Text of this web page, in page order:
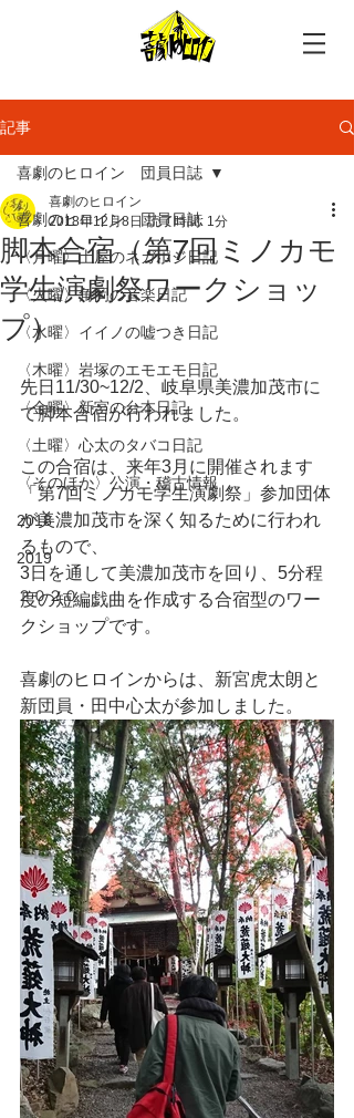
記事
喜劇のヒロイン 団員日誌
〈月曜〉土屋のネガポジ日記
〈火曜〉角岡の音楽日記
〈水曜〉イイノの嘘つき日記
〈木曜〉岩塚のエモエモ日記
〈金曜〉新宮の台本日記
〈土曜〉心太のタバコ日記
〈そのほか〉公演・稽古情報
2018
2019
２０２０
喜劇のヒロイン 団員日誌
脚本合宿（第7回ミノカモ
学生演劇祭ワークショッ
プ）
喜劇のヒロイン
2018年12月8日 読了時間: 1分
先日11/30~12/2、岐阜県美濃加茂市に
て脚本合宿が行われました。
この合宿は、来年3月に開催されます
「第7回ミノカモ学生演劇祭」参加団体
が美濃加茂市を深く知るために行われ
るもので、
3日を通して美濃加茂市を回り、5分程
度の短編戯曲を作成する合宿型のワー
クショップです。
喜劇のヒロインからは、新宮虎太朗と
新団員・田中心太が参加しました。